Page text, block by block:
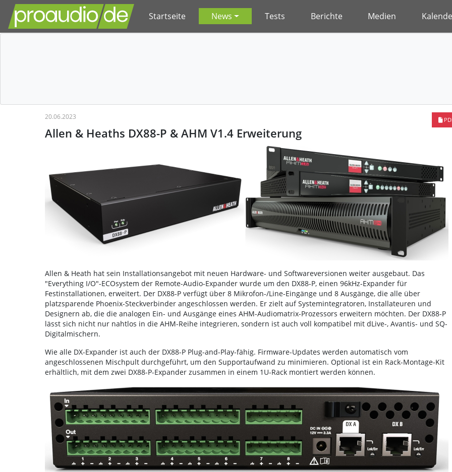
Startseite News Tests Berichte Medien
20.06.2023
Allen & Heaths DX88-P & AHM V1.4 Erweiterung
Allen & Heath hat sein Installationsangebot mit neuen Hardware- und Softwareversionen weiter ausgebaut. Das
"Everything I/O"-ECOsystem der Remote-Audio-Expander wurde um den DX88-P, einen 96kHz-Expander für
Festinstallationen, erweitert. Der DX88-P verfügt über 8 Mikrofon-/Line-Eingänge und 8 Ausgänge, die alle über
platzsparende Phoenix-Steckverbinder angeschlossen werden. Er zielt auf Systemintegratoren, Installateuren und
Designern ab, die die analogen Ein- und Ausgänge eines AHM-Audiomatrix-Prozessors erweitern möchten. Der DX88-P
lässt sich nicht nur nahtlos in die AHM-Reihe integrieren, sondern ist auch voll kompatibel mit dLive-, Avantis- und SQ-
Digitalmischern.
Wie alle DX-Expander ist auch der DX88-P Plug-and-Play-fähig. Firmware-Updates werden automatisch vom
angeschlossenen Mischpult durchgeführt, um den Supportaufwand zu minimieren. Optional ist ein Rack-Montage-Kit
erhältlich, mit dem zwei DX88-P-Expander zusammen in einem 1U-Rack montiert werden können.